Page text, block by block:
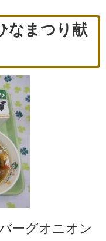
なまつり献
ーグオニオン